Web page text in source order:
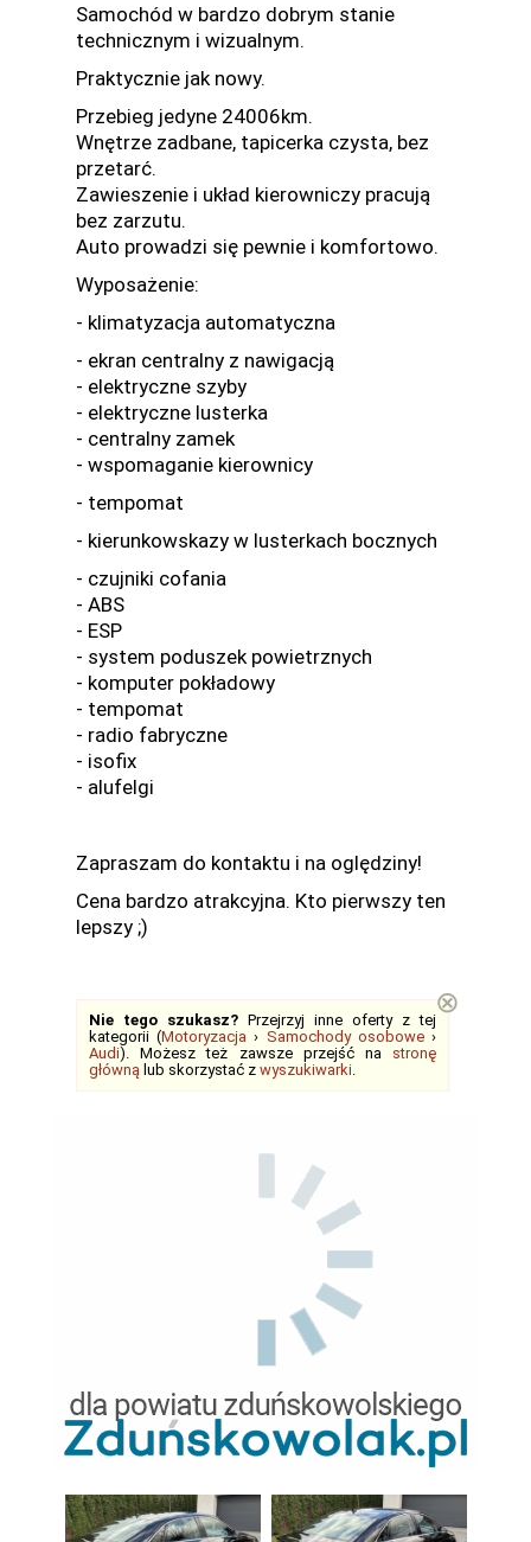
Samochód w bardzo dobrym stanie
technicznym i wizualnym.
Praktycznie jak nowy.
Przebieg jedyne 24006km.
Wnętrze zadbane, tapicerka czysta, bez
przetarć.
Zawieszenie i układ kierowniczy pracują
bez zarzutu.
Auto prowadzi się pewnie i komfortowo.
Wyposażenie:
- klimatyzacja automatyczna
- ekran centralny z nawigacją
- elektryczne szyby
- elektryczne lusterka
- centralny zamek
- wspomaganie kierownicy
- tempomat
- kierunkowskazy w lusterkach bocznych
- czujniki cofania
- ABS
- ESP
- system poduszek powietrznych
- komputer pokładowy
- tempomat
- radio fabryczne
- isofix
- alufelgi
Zapraszam do kontaktu i na oględziny!
Cena bardzo atrakcyjna. Kto pierwszy ten
lepszy ;)
Nie tego szukasz? Przejrzyj inne oferty z tej
kategorii (Motoryzacja › Samochody osobowe›
Audi). Możesz też zawsze przejść na stronę
główną lub skorzystać z wyszukiwarki
⊗